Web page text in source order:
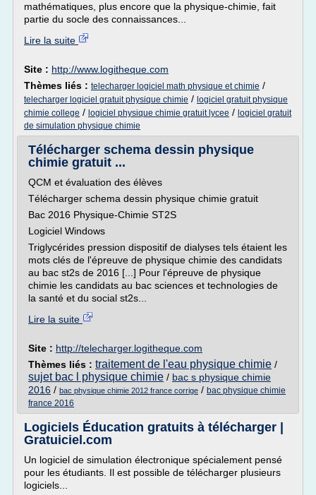
mathématiques, plus encore que la physique-chimie, fait
partie du socle des connaissances...
Lire la suite
Site : http://www.logitheque.com
Thèmes liés : telecharger logiciel math physique et chimie /
telecharger logiciel gratuit physique chimie / logiciel gratuit physique
chimie college / logiciel physique chimie gratuit lycee / logiciel gratuit
de simulation physique chimie
Télécharger schema dessin physique
chimie gratuit ...
QCM et évaluation des élèves
Télécharger schema dessin physique chimie gratuit
Bac 2016 Physique-Chimie ST2S
Logiciel Windows
Triglycérides pression dispositif de dialyses tels étaient les
mots clés de l'épreuve de physique chimie des candidats
au bac st2s de 2016 [...] Pour l'épreuve de physique
chimie les candidats au bac sciences et technologies de
la santé et du social st2s...
Lire la suite
Site : http://telecharger.logitheque.com
Thèmes liés : traitement de l'eau physique chimie /
sujet bac l physique chimie / bac s physique chimie
2016 / bac physique chimie 2012 france corrige / bac physique chimie
france 2016
Logiciels Éducation gratuits à télécharger |
Gratuiciel.com
Un logiciel de simulation électronique spécialement pensé
pour les étudiants. Il est possible de télécharger plusieurs
logiciels...